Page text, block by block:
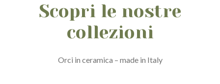
Scopri le nostre
collezioni
Orci in ceramica – made in Italy